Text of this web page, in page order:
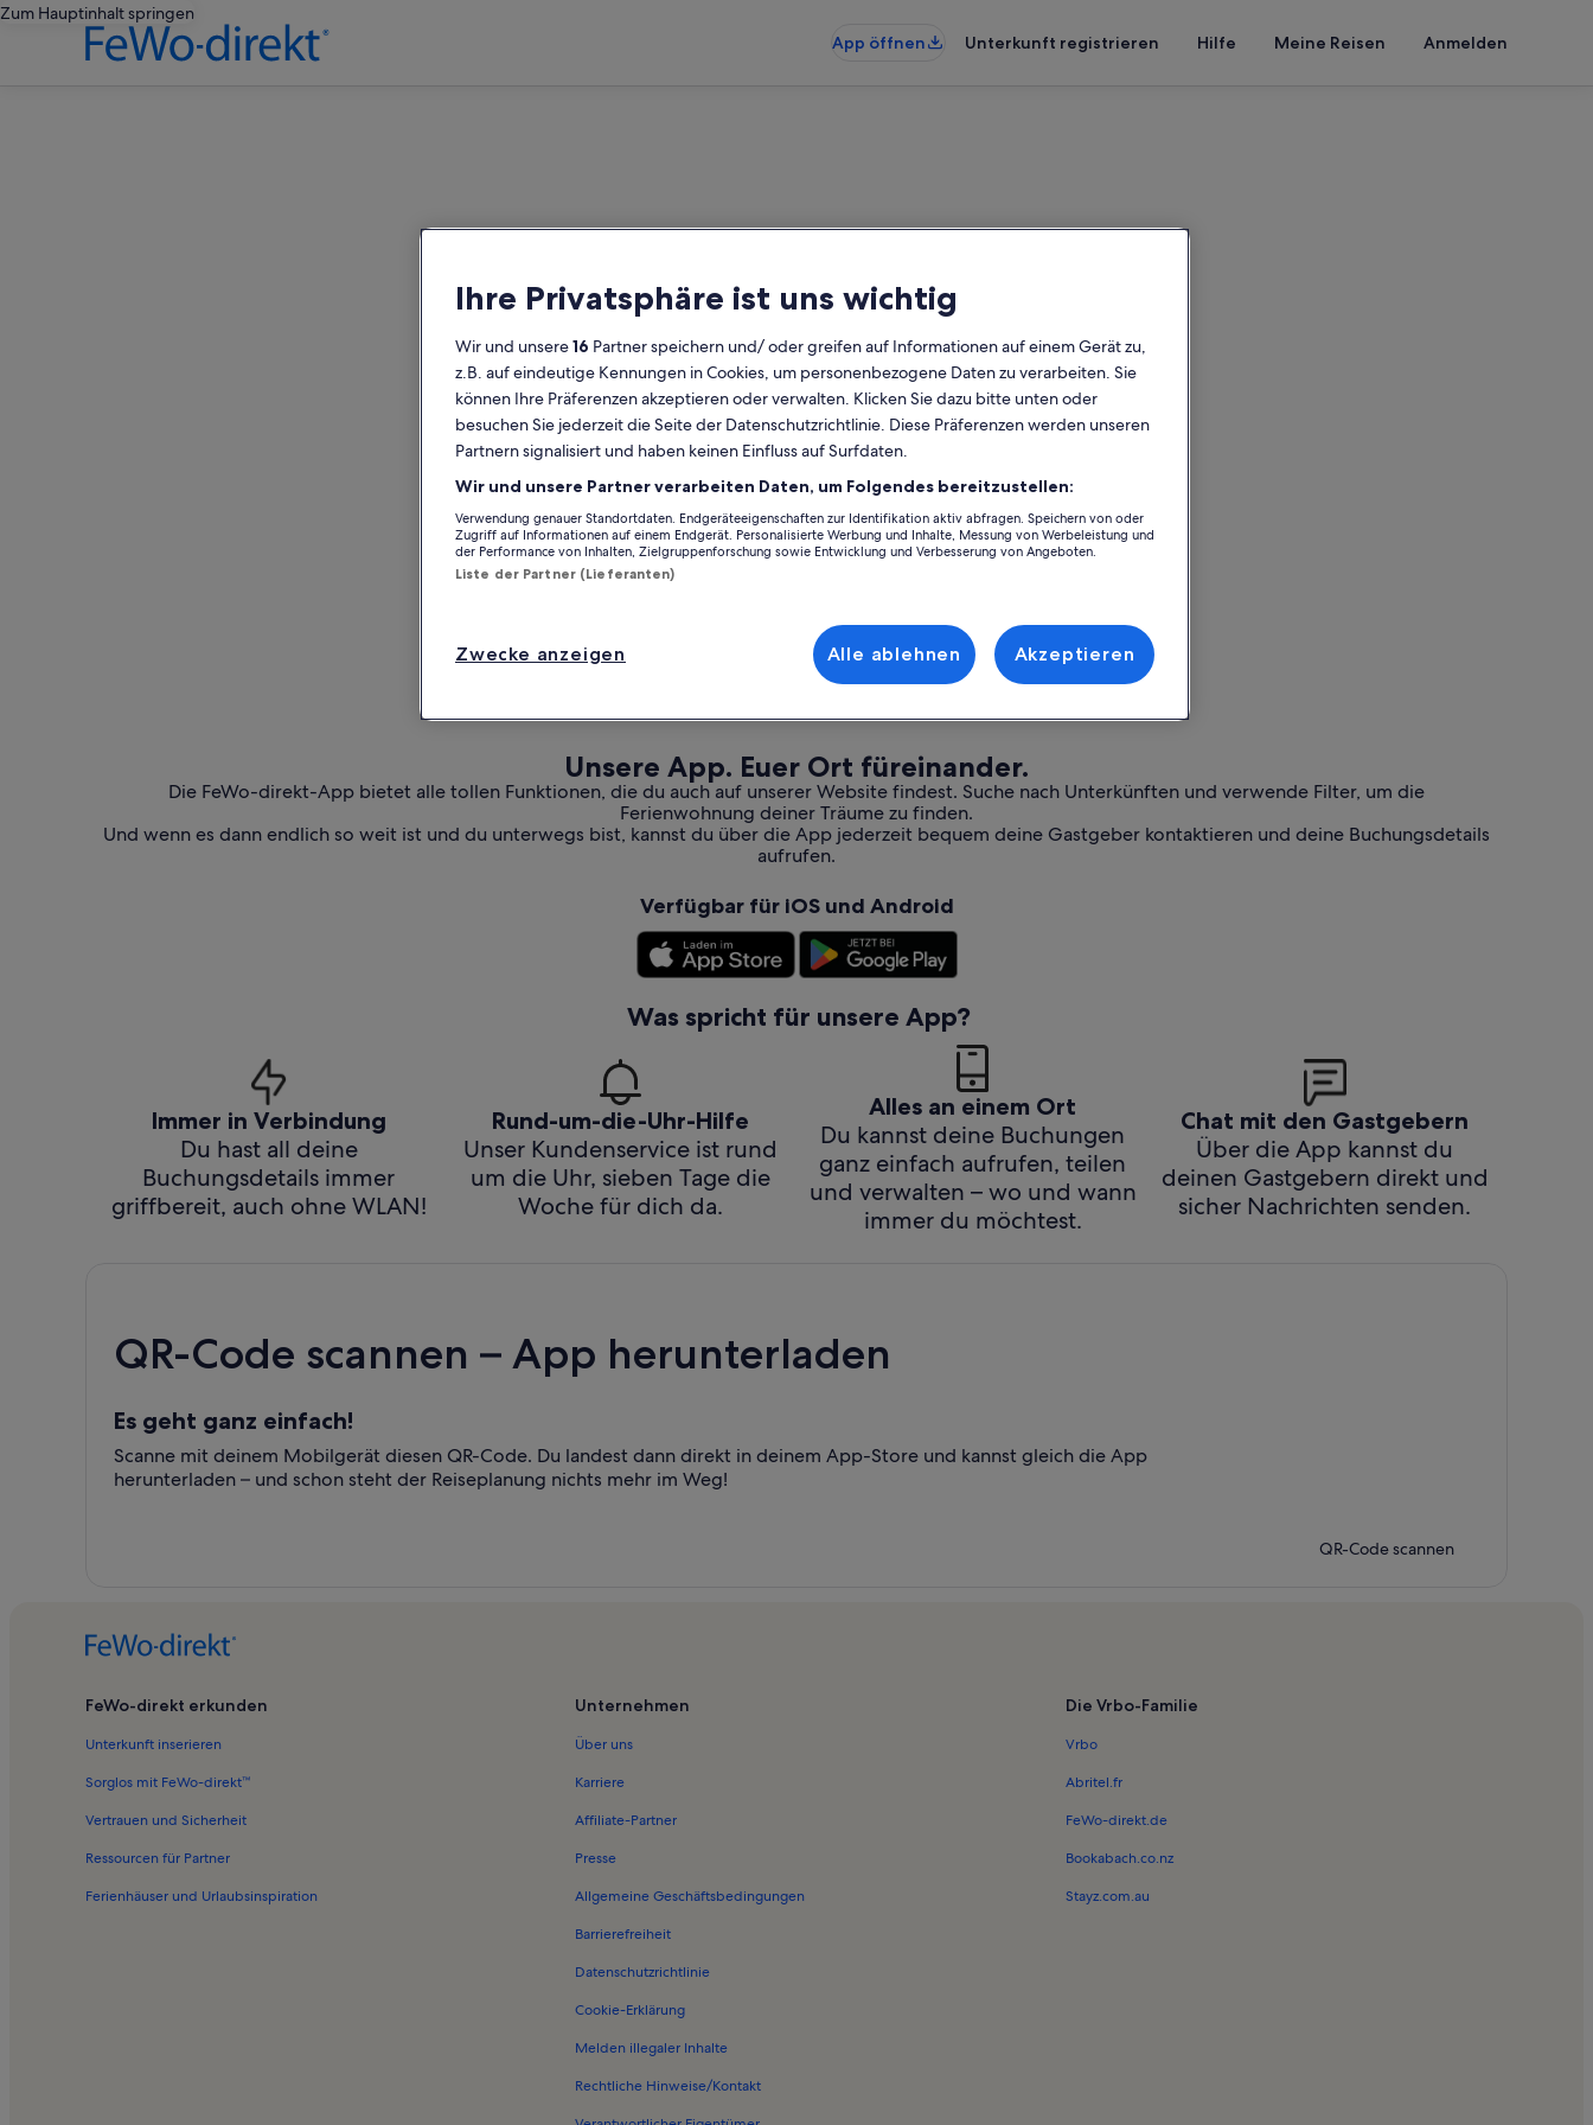
Zum Hauptinhalt springen
App öffnen
Unterkunft registrieren Hilfe Meine Reisen Anmelden
Unsere App. Euer Ort füreinander.
Die FeWo-direkt-App bietet alle tollen Funktionen, die du auch auf unserer Website findest. Suche nach Unterkünften und verwende Filter, um die
Ferienwohnung deiner Träume zu finden.
Und wenn es dann endlich so weit ist und du unterwegs bist, kannst du über die App jederzeit bequem deine Gastgeber kontaktieren und deine Buchungsdetails
aufrufen.
Verfügbar für iOS und Android
Was spricht für unsere App?
Immer in Verbindung
Du hast all deine
Buchungsdetails immer
griffbereit, auch ohne WLAN!
Rund-um-die-Uhr-Hilfe
Unser Kundenservice ist rund
um die Uhr, sieben Tage die
Woche für dich da.
Alles an einem Ort
Du kannst deine Buchungen
ganz einfach aufrufen, teilen
und verwalten – wo und wann
immer du möchtest.
Chat mit den Gastgebern
Über die App kannst du
deinen Gastgebern direkt und
sicher Nachrichten senden.
QR-Code scannen – App herunterladen
Es geht ganz einfach!
Scanne mit deinem Mobilgerät diesen QR-Code. Du landest dann direkt in deinem App-Store und kannst gleich die App
herunterladen – und schon steht der Reiseplanung nichts mehr im Weg!
QR-Code scannen
FeWo-direkt erkunden
Unterkunft inserieren
Sorglos mit FeWo-direkt™
Vertrauen und Sicherheit
Ressourcen für Partner
Ferienhäuser und Urlaubsinspiration
Unternehmen
Über uns
Karriere
Affiliate-Partner
Presse
Allgemeine Geschäftsbedingungen
Barrierefreiheit
Datenschutzrichtlinie
Cookie-Erklärung
Melden illegaler Inhalte
Rechtliche Hinweise/Kontakt
Die Vrbo-Familie
Vrbo
Abritel.fr
FeWo-direkt.de
Bookabach.co.nz
Stayz.com.au
Ihre Privatsphäre ist uns wichtig
Wir und unsere16 Partner speichern und/ oder greifen auf Informationen auf einem Gerät zu,
z.B. auf eindeutige Kennungen in Cookies, um personenbezogene Daten zu verarbeiten. Sie
können Ihre Präferenzen akzeptieren oder verwalten. Klicken Sie dazu bitte unten oder
besuchen Sie jederzeit die Seite der Datenschutzrichtlinie. Diese Präferenzen werden unseren
Partnern signalisiert und haben keinen Einfluss auf Surfdaten.
Wir und unsere Partner verarbeiten Daten, um Folgendes bereitzustellen:
Verwendung genauer Standortdaten. Endgeräteeigenschaften zur Identifikation aktiv abfragen. Speichern von oder
Zugriff auf Informationen auf einem Endgerät. Personalisierte Werbung und Inhalte, Messung von Werbeleistung und
der Performance von Inhalten, Zielgruppenforschung sowie Entwicklung und Verbesserung von Angeboten.
Liste der Partner (Lieferanten)
Zwecke anzeigen Alle ablehnen Akzeptieren